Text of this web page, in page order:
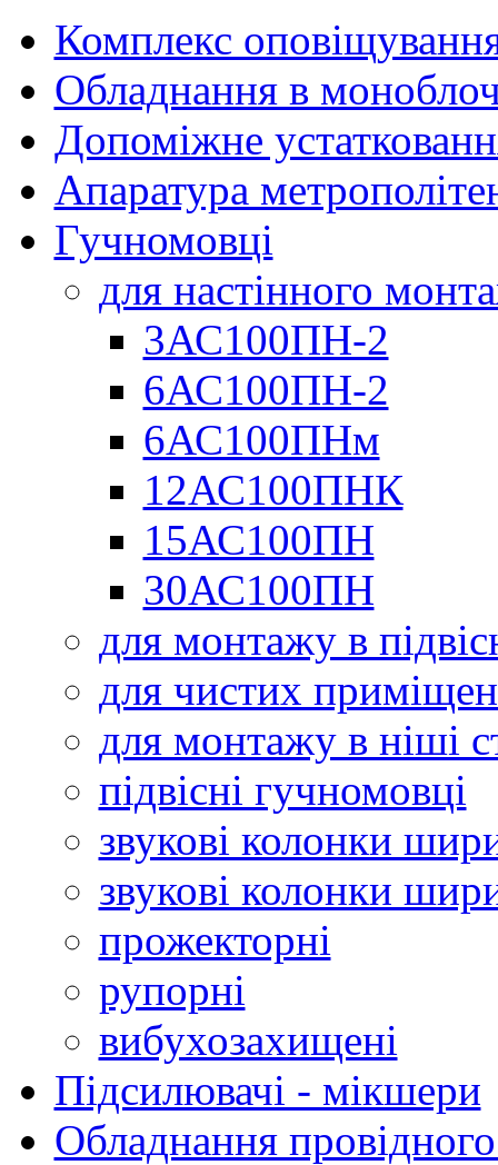
Комплекс
Обладнання в
Допоміжне
Апаратура
Гучномовці
для настінного
3АС100ПН-2
6АС100ПН-2
6АС100ПНм
12АС100ПНК
15АС100ПН
30АС100ПН
для монтажу в
для чистих
для монтажу в ніші
підвісні гучномовці
звукові колонки
звукові колонки
прожекторні
рупорні
вибухозахищені
Підсилювачі - мікшери
Обладнання провідного